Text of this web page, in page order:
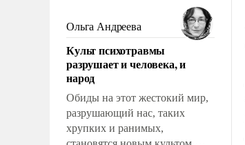
Ольга Андреева
Культ психотравмы
разрушает и человека, и
народ
Обиды на этот жестокий мир,
разрушающий нас, таких
хрупких и ранимых,